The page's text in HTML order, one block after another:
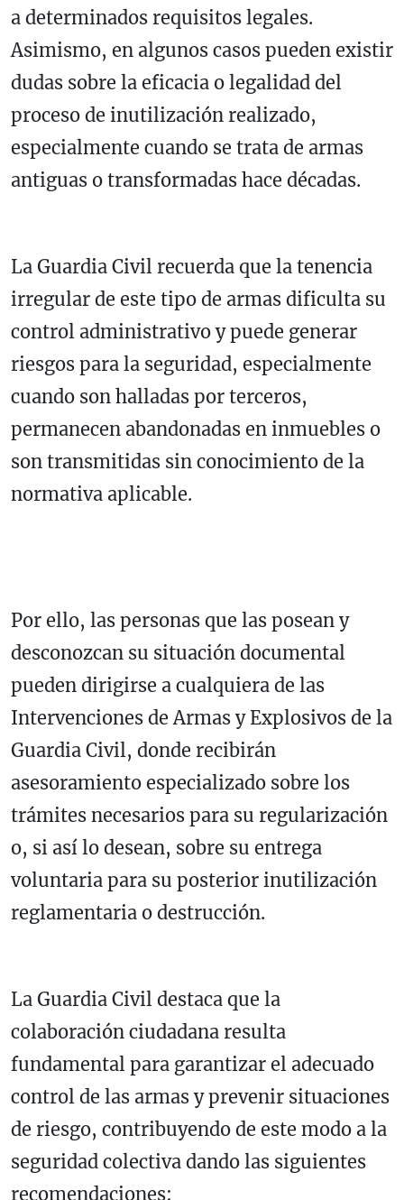
a determinados requisitos legales.
Asimismo, en algunos casos pueden existir
dudas sobre la eficacia o legalidad del
proceso de inutilización realizado,
especialmente cuando se trata de armas
antiguas o transformadas hace décadas.
La Guardia Civil recuerda que la tenencia
irregular de este tipo de armas dificulta su
control administrativo y puede generar
riesgos para la seguridad, especialmente
cuando son halladas por terceros,
permanecen abandonadas en inmuebles o
son transmitidas sin conocimiento de la
normativa aplicable.
Por ello, las personas que las posean y
desconozcan su situación documental
pueden dirigirse a cualquiera de las
Intervenciones de Armas y Explosivos de la
Guardia Civil, donde recibirán
asesoramiento especializado sobre los
trámites necesarios para su regularización
o, si así lo desean, sobre su entrega
voluntaria para su posterior inutilización
reglamentaria o destrucción.
La Guardia Civil destaca que la
colaboración ciudadana resulta
fundamental para garantizar el adecuado
control de las armas y prevenir situaciones
de riesgo, contribuyendo de este modo a la
seguridad colectiva dando las siguientes
recomendaciones: